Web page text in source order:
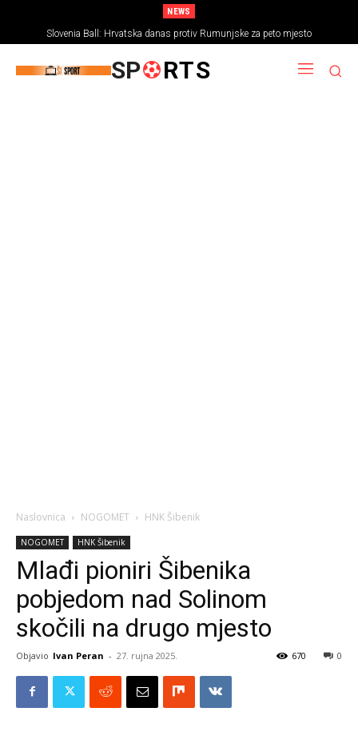
NEWS
Slovenia Ball: Hrvatska danas protiv Rumunjske za peto mjesto
SP RTS
Naslovnica NOGOMET HNK Šibenik
NOGOMET HNK Šibenik
Mlađi pioniri Šibenika
pobjedom nad Solinom
skočili na drugo mjesto
Objavio Ivan Peran - 27. rujna 2025. 0
670